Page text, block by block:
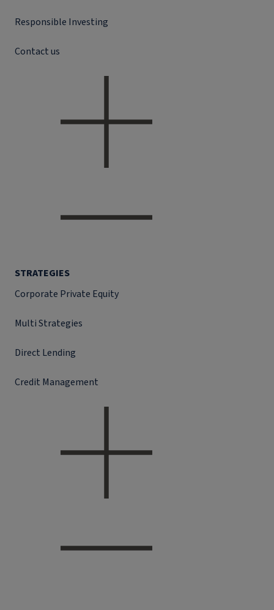
Responsible Investing
Contact us
STRATEGIES
Corporate Private Equity
Multi Strategies
Direct Lending
Credit Management